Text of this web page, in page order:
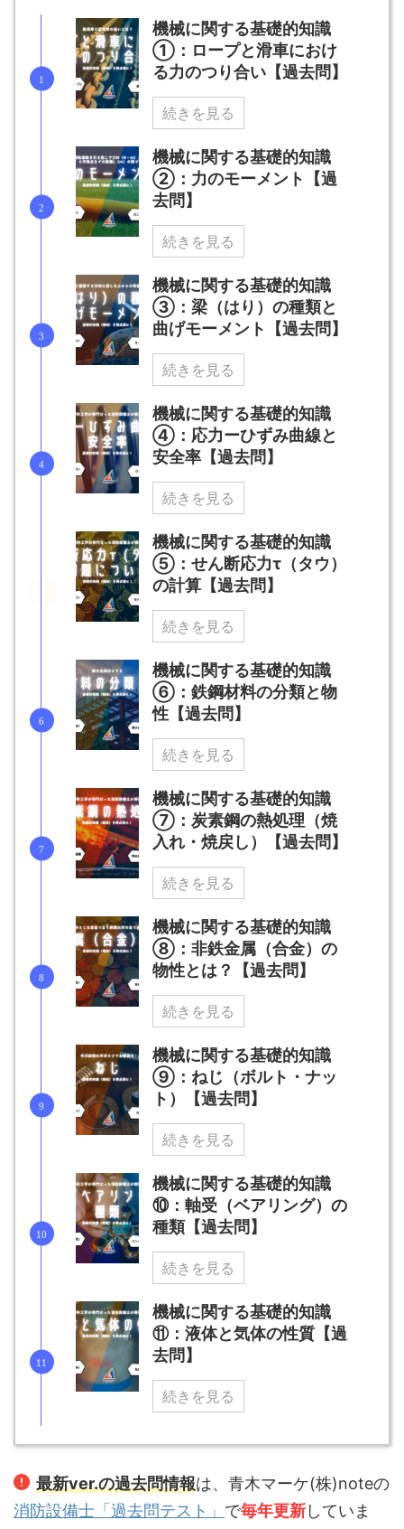
機械に関する基礎的知識
①：ロープと滑車におけ
る力のつり合い【過去問】
続きを見る
機械に関する基礎的知識
②：力のモーメント【過
去問】
続きを見る
機械に関する基礎的知識
③：梁（はり）の種類と
曲げモーメント【過去問】
続きを見る
機械に関する基礎的知識
④：応力ーひずみ曲線と
安全率【過去問】
続きを見る
機械に関する基礎的知識
⑤：せん断応力τ（タウ）
の計算【過去問】
続きを見る
機械に関する基礎的知識
⑥：鉄鋼材料の分類と物
性【過去問】
続きを見る
機械に関する基礎的知識
⑦：炭素鋼の熱処理（焼
入れ・焼戻し）【過去問】
続きを見る
機械に関する基礎的知識
⑧：非鉄金属（合金）の
物性とは？【過去問】
続きを見る
機械に関する基礎的知識
⑨：ねじ（ボルト・ナッ
ト）【過去問】
続きを見る
機械に関する基礎的知識
⑩：軸受（ベアリング）の
種類【過去問】
続きを見る
機械に関する基礎的知識
⑪：液体と気体の性質【過
去問】
続きを見る
最新ver.の過去問情報は、青木マーケ(株)noteの
消防設備士「過去問テスト」 で毎年更新していま